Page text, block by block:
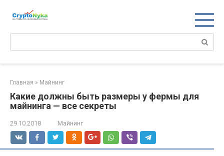
Главная » Майнинг
Какие должны быть размеры у фермы для
майнинга — все секреты
29.10.2018 Майнинг